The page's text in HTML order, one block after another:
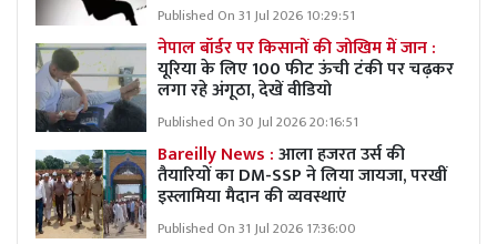
Published On 31 Jul 2026 10:29:51
नेपाल बॉर्डर पर किसानों की जोखिम में जान :
यूरिया के लिए 100 फीट ऊंची टंकी पर चढ़कर
लगा रहे अंगूठा, देखें वीडियो
Published On 30 Jul 2026 20:16:51
Bareilly News :आला हजरत उर्स की
तैयारियों का DM-SSP ने लिया जायजा, परखीं
इस्लामिया मैदान की व्यवस्थाएं
Published On 31 Jul 2026 17:36:00